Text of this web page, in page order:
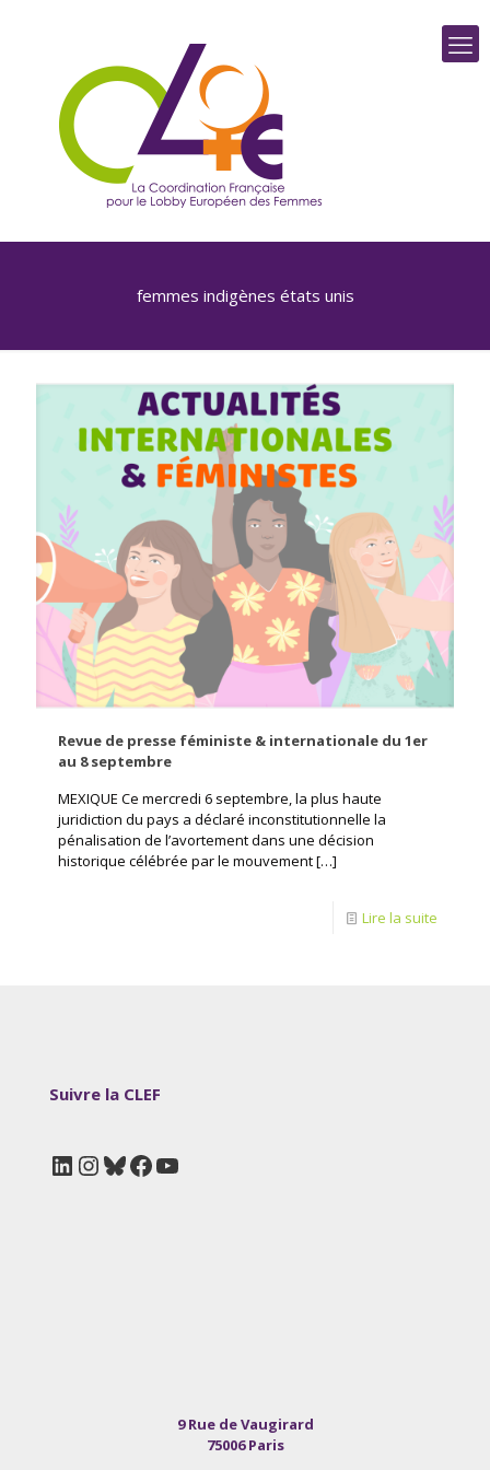
femmes indigènes états unis
Revue de presse féministe & internationale du 1er
au 8 septembre
MEXIQUE Ce mercredi 6 septembre, la plus haute
juridiction du pays a déclaré inconstitutionnelle la
pénalisation de l’avortement dans une décision
historique célébrée par le mouvement[…]
Lire la suite
Suivre la CLEF
LinkedIn
Instagram
Bluesky
Facebook
YouTube
9 Rue de Vaugirard
75006 Paris